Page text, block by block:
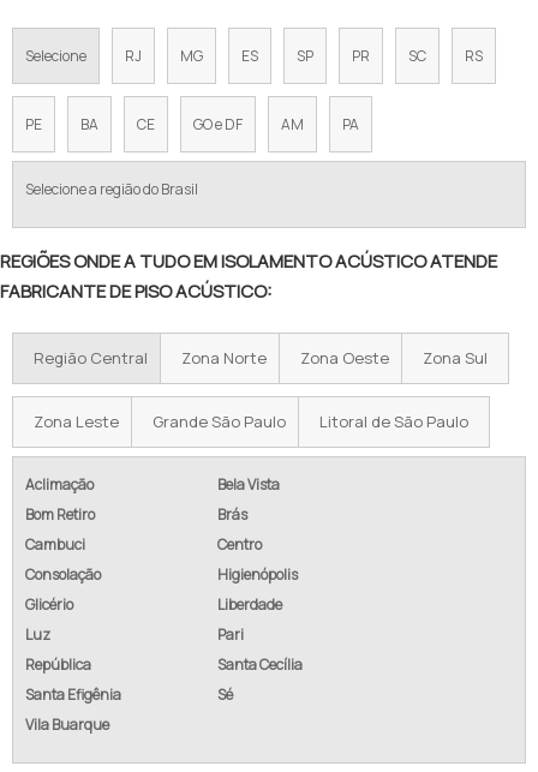
Selecione RJ MG ES SP PR SC RS
PE BA CE GO e DF AM PA
Selecione a região do Brasil
REGIÕES ONDE A TUDO EM ISOLAMENTO ACÚSTICO ATENDE
FABRICANTE DE PISO ACÚSTICO:
Região Central Zona Norte Zona Oeste Zona Sul
Zona Leste Grande São Paulo Litoral de São Paulo
Aclimação
Bela Vista
Bom Retiro
Brás
Cambuci
Centro
Consolação
Higienópolis
Glicério
Liberdade
Luz
Pari
República
Santa Cecília
Santa Efigênia
Sé
Vila Buarque